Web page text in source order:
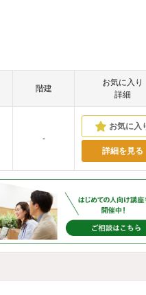
階建
お気に入り
詳細
-
詳細を見る